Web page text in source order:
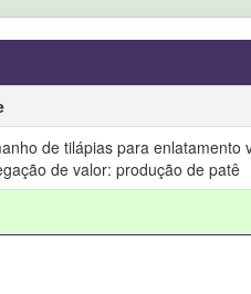
de tilápias para enlatamento
de valor: produção de patê